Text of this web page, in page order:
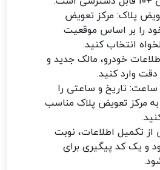
پلاک: مرکز تعویض
را بر اساس موقعیت
انتخاب کنید.
خودرو، مالک جدید و
دقت وارد کنید.
ساعت: تاریخ و ساعتی را
به مرکز تعویض پلاک مناسب
تکمیل اطلاعات، نوبت
و یک کد پیگیری برای